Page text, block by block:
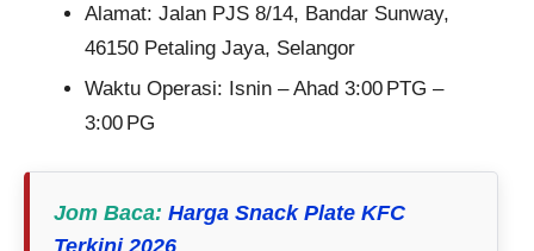
Alamat: Jalan PJS 8/14, Bandar Sunway,
46150 Petaling Jaya, Selangor
Waktu Operasi: Isnin – Ahad 3:00 PTG –
3:00 PG
Jom Baca: Harga Snack Plate KFC
Terkini 2026